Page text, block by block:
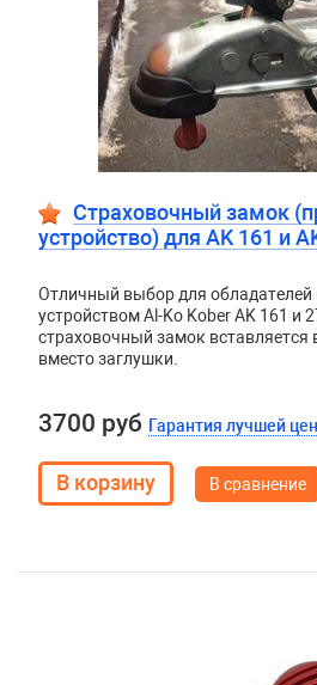
Страховочный замок
устройство) для AK 161 и
Отличный выбор для
устройством Al-Ko Kober AK 161 и
страховочный замок вставляется
вместо заглушки.
3700 руб Гарантия лучшей
В сравнение